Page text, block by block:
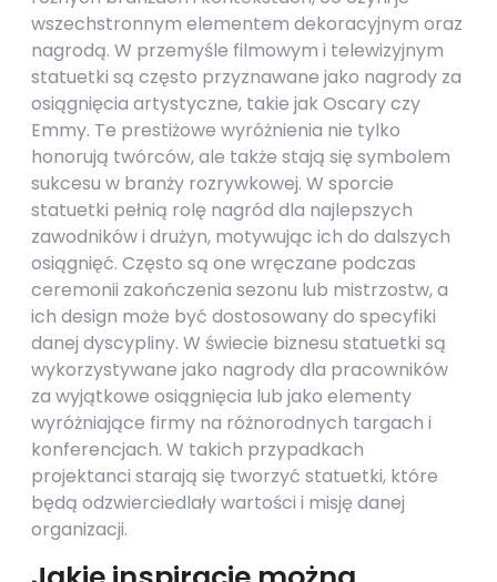
wszechstronnym elementem dekoracyjnym oraz
nagrodą. W przemyśle filmowym i telewizyjnym
statuetki są często przyznawane jako nagrody za
osiągnięcia artystyczne, takie jak Oscary czy
Emmy. Te prestiżowe wyróżnienia nie tylko
honorują twórców, ale także stają się symbolem
sukcesu w branży rozrywkowej. W sporcie
statuetki pełnią rolę nagród dla najlepszych
zawodników i drużyn, motywując ich do dalszych
osiągnięć. Często są one wręczane podczas
ceremonii zakończenia sezonu lub mistrzostw, a
ich design może być dostosowany do specyfiki
danej dyscypliny. W świecie biznesu statuetki są
wykorzystywane jako nagrody dla pracowników
za wyjątkowe osiągnięcia lub jako elementy
wyróżniające firmy na różnorodnych targach i
konferencjach. W takich przypadkach
projektanci starają się tworzyć statuetki, które
będą odzwierciedlały wartości i misję danej
organizacji.